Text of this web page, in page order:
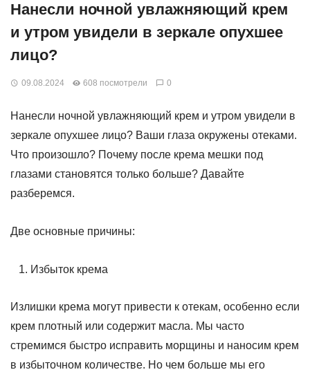
Нанесли ночной увлажняющий крем
и утром увидели в зеркале опухшее
лицо?
09.08.2024 608 посмотрели 0
Нанесли ночной увлажняющий крем и утром увидели в
зеркале опухшее лицо? Ваши глаза окружены отеками.
Что произошло? Почему после крема мешки под
глазами становятся только больше? Давайте
разберемся.
Две основные причины:
Избыток крема
Излишки крема могут привести к отекам, особенно если
крем плотный или содержит масла. Мы часто
стремимся быстро исправить морщины и наносим крем
в избыточном количестве. Но чем больше мы его